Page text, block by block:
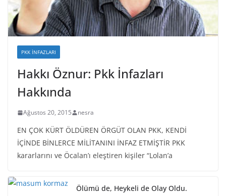
PKK İNFAZLARI
Hakkı Öznur: Pkk İnfazları
Hakkında
Ağustos 20, 2015 nesra
EN ÇOK KÜRT ÖLDÜREN ÖRGÜT OLAN PKK, KENDİ
İÇİNDE BİNLERCE MİLİTANINI İNFAZ ETMİŞTİR PKK
kararlarını ve Öcalan’ı eleştiren kişiler “Lolan’a
Ölümü de, Heykeli de Olay Oldu.